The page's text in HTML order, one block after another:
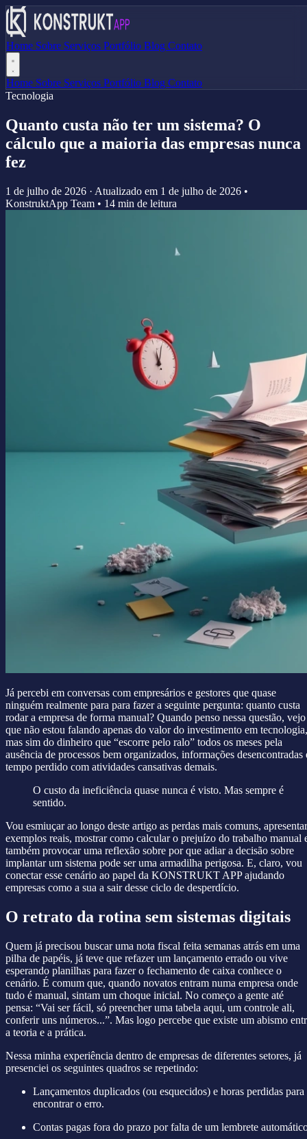
Home Sobre Serviços Portfólio Blog Contato
Home Sobre Serviços Portfólio Blog Contato
Tecnologia
Quanto custa não ter um sistema? O
cálculo que a maioria das empresas nunca
fez
1 de julho de 2026 · Atualizado em 1 de julho de 2026 •
KonstruktApp Team • 14 min de leitura
Já percebi em conversas com empresários e gestores que quase
ninguém realmente para para fazer a seguinte pergunta: quanto custa
rodar a empresa de forma manual? Quando penso nessa questão, vejo
que não estou falando apenas do valor do investimento em tecnologia,
mas sim do dinheiro que “escorre pelo ralo” todos os meses pela
ausência de processos bem organizados, informações desencontradas
tempo perdido com atividades cansativas demais.
O custo da ineficiência quase nunca é visto. Mas sempre é
sentido.
Vou esmiuçar ao longo deste artigo as perdas mais comuns, apresentar
exemplos reais, mostrar como calcular o prejuízo do trabalho manual
também provocar uma reflexão sobre por que adiar a decisão sobre
implantar um sistema pode ser uma armadilha perigosa. E, claro, vou
conectar esse cenário ao papel da KONSTRUKT APP ajudando
empresas como a sua a sair desse ciclo de desperdício.
O retrato da rotina sem sistemas digitais
Quem já precisou buscar uma nota fiscal feita semanas atrás em uma
pilha de papéis, já teve que refazer um lançamento errado ou vive
esperando planilhas para fazer o fechamento de caixa conhece o
cenário. É comum que, quando novatos entram numa empresa onde
tudo é manual, sintam um choque inicial. No começo a gente até
pensa: “Vai ser fácil, só preencher uma tabela aqui, um controle ali,
conferir uns números...”. Mas logo percebe que existe um abismo
a teoria e a prática.
Nessa minha experiência dentro de empresas de diferentes setores, já
presenciei os seguintes quadros se repetindo:
Lançamentos duplicados (ou esquecidos) e horas perdidas para
encontrar o erro.
Contas pagas fora do prazo por falta de um lembrete